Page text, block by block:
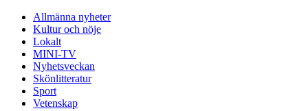
Allmänna nyheter
Kultur och nöje
Lokalt
MINI-TV
Nyhetsveckan
Skönlitteratur
Sport
Vetenskap